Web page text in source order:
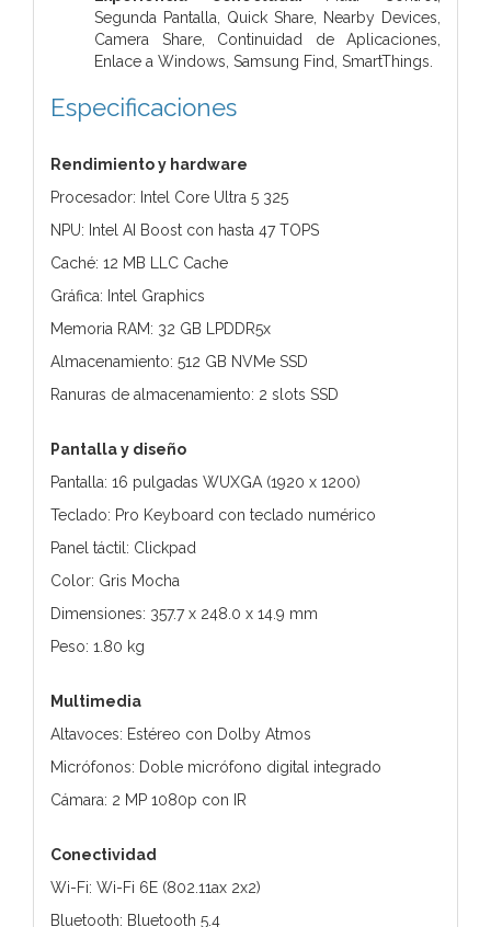
Segunda Pantalla, Quick Share, Nearby Devices,
Camera Share, Continuidad de Aplicaciones,
Enlace a Windows, Samsung Find, SmartThings.
Especificaciones
Rendimiento y hardware
Procesador: Intel Core Ultra 5 325
NPU: Intel AI Boost con hasta 47 TOPS
Caché: 12 MB LLC Cache
Gráfica: Intel Graphics
Memoria RAM: 32 GB LPDDR5x
Almacenamiento: 512 GB NVMe SSD
Ranuras de almacenamiento: 2 slots SSD
Pantalla y diseño
Pantalla: 16 pulgadas WUXGA (1920 x 1200)
Teclado: Pro Keyboard con teclado numérico
Panel táctil: Clickpad
Color: Gris Mocha
Dimensiones: 357.7 x 248.0 x 14.9 mm
Peso: 1.80 kg
Multimedia
Altavoces: Estéreo con Dolby Atmos
Micrófonos: Doble micrófono digital integrado
Cámara: 2 MP 1080p con IR
Conectividad
Wi-Fi: Wi-Fi 6E (802.11ax 2x2)
Bluetooth: Bluetooth 5.4